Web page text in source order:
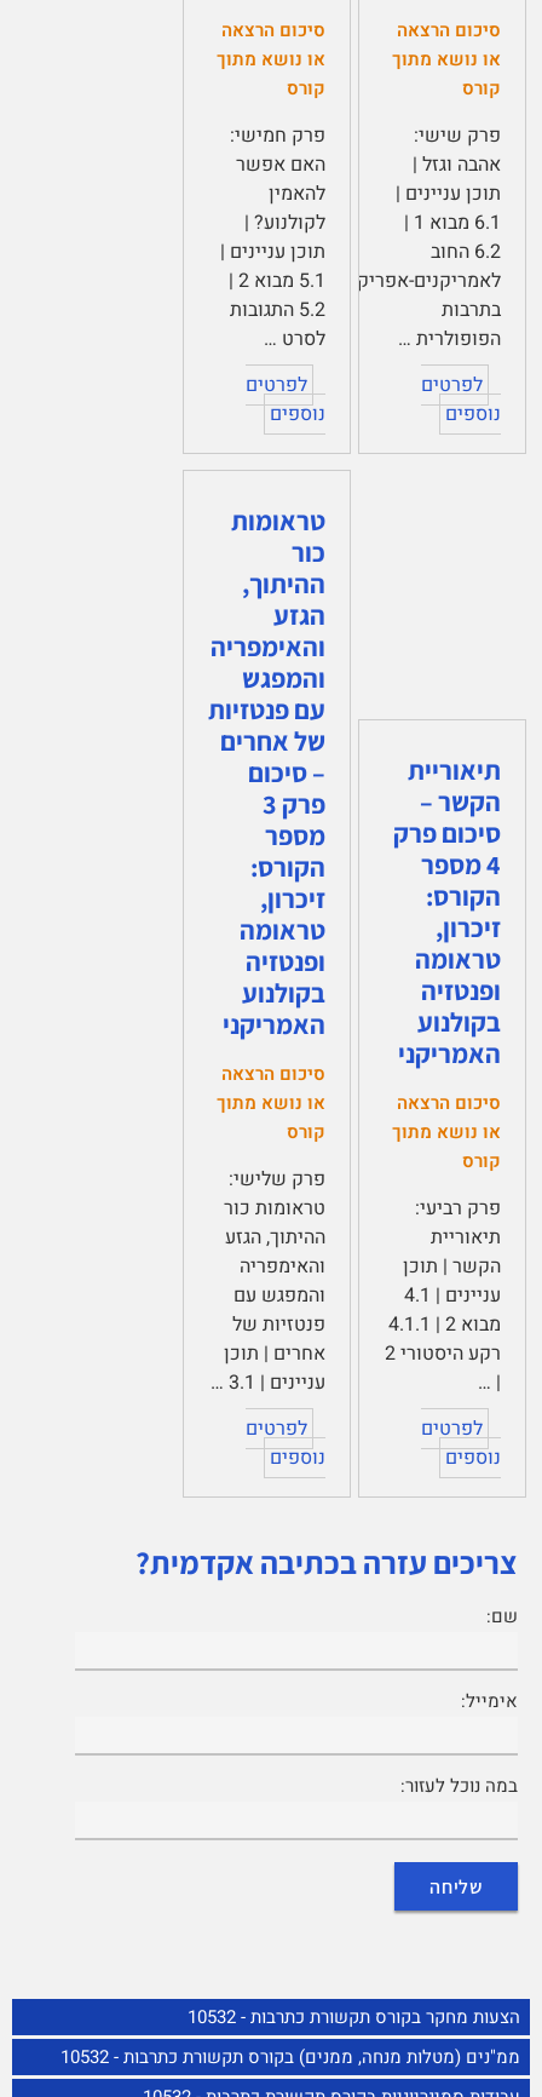
הצעות מחקר בקורס תקשורת כתרבות - 10532
ממ"נים (מטלות מנחה, ממנים) בקורס תקשורת כתרבות - 10532
סיכום הרצאה
או נושא מתוך
קורס
פרק שישי:
אהבה וגזל |
תוכן עניינים |
6.1 מבוא 1 |
6.2 החוב
לאמריקנים-אפריקנים
בתרבות
הפופולרית …
לפרטים
נוספים
סיכום הרצאה
או נושא מתוך
קורס
פרק חמישי:
האם אפשר
להאמין
לקולנוע? |
תוכן עניינים |
5.1 מבוא 2 |
5.2 התגובות
לסרט …
לפרטים
נוספים
תיאוריית
הקשר –
סיכום פרק
4 מספר
הקורס:
זיכרון,
טראומה
ופנטזיה
בקולנוע
האמריקני
סיכום הרצאה
או נושא מתוך
קורס
פרק רביעי:
תיאוריית
הקשר | תוכן
עניינים | 4.1
מבוא 2 | 4.1.1
רקע היסטורי 2
| …
לפרטים
נוספים
טראומות
כור
ההיתוך,
הגזע
והאימפריה
והמפגש
עם פנטזיות
של אחרים
– סיכום
פרק 3
מספר
הקורס:
זיכרון,
טראומה
ופנטזיה
בקולנוע
האמריקני
סיכום הרצאה
או נושא מתוך
קורס
פרק שלישי:
טראומות כור
ההיתוך, הגזע
והאימפריה
והמפגש עם
פנטזיות של
אחרים | תוכן
עניינים | 3.1 …
לפרטים
נוספים
צריכים עזרה בכתיבה אקדמית?
שם:
אימייל:
במה נוכל לעזור: